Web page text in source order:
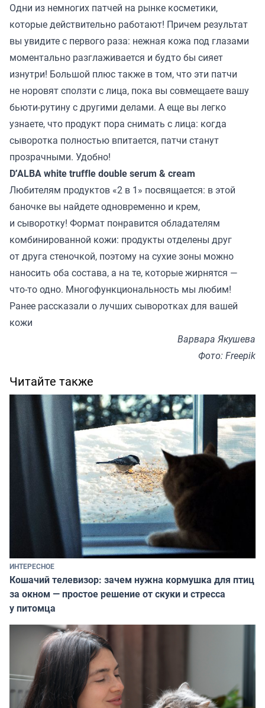
Одни из немногих патчей на рынке косметики,
которые действительно работают! Причем результат
вы увидите с первого раза: нежная кожа под глазами
моментально разглаживается и будто бы сияет
изнутри! Большой плюс также в том, что эти патчи
не норовят сползти с лица, пока вы совмещаете вашу
бьюти-рутину с другими делами. А еще вы легко
узнаете, что продукт пора снимать с лица: когда
сыворотка полностью впитается, патчи станут
прозрачными. Удобно!
D’ALBA white truffle double serum & cream
Любителям продуктов «2 в 1» посвящается: в этой
баночке вы найдете одновременно и крем,
и сыворотку! Формат понравится обладателям
комбинированной кожи: продукты отделены друг
от друга стеночкой, поэтому на сухие зоны можно
наносить оба состава, а на те, которые жирнятся —
что-то одно. Многофункциональность мы любим!
Ранее рассказали о лучших сыворотках для вашей
кожи
Варвара Якушева
Фото: Freepik
Читайте также
ИНТЕРЕСНОЕ
Кошачий телевизор: зачем нужна кормушка для птиц
за окном — простое решение от скуки и стресса
у питомца